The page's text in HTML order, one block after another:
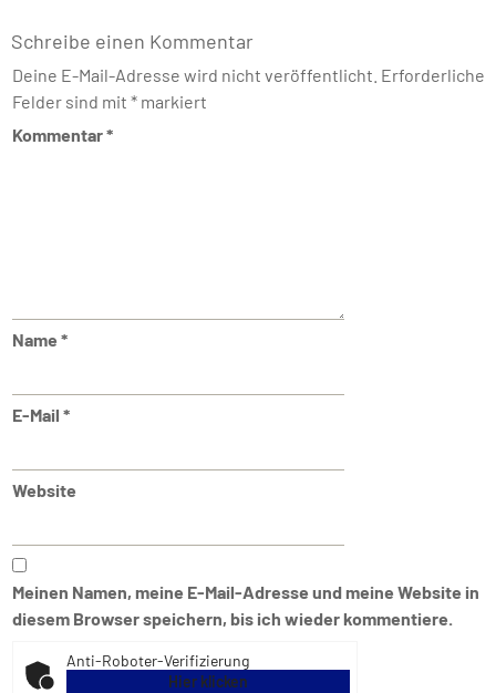
Schreibe einen Kommentar
Deine E-Mail-Adresse wird nicht veröffentlicht. Erforderliche
Felder sind mit *markiert
Kommentar*
Name *
E-Mail *
Website
Meinen Namen, meine E-Mail-Adresse und meine Website in
diesem Browser speichern, bis ich wieder kommentiere.
Anti-Roboter-Verifizierung
Hier klicken